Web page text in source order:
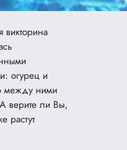
викторина
огурец и
между ними
верите ли Вы,
растут